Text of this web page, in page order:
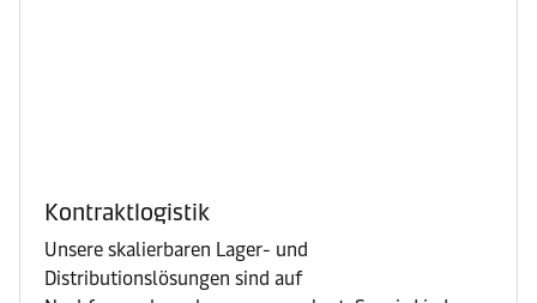
Kontraktlogistik
Unsere skalierbaren Lager- und
Distributionslösungen sind auf